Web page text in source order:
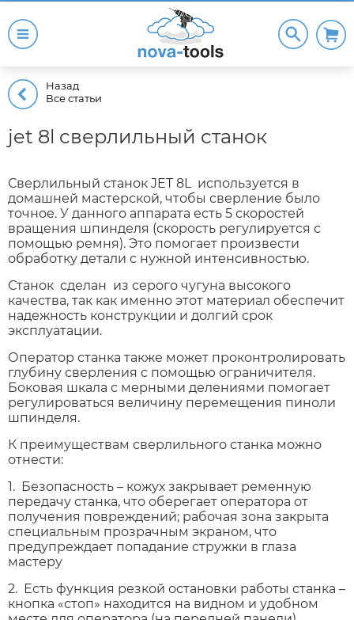
Назад
Все статьи
jet 8l сверлильный станок
Сверлильный станок JET 8L используется в
домашней мастерской, чтобы сверление было
точное. У данного аппарата есть 5 скоростей
вращения шпинделя (скорость регулируется с
помощью ремня). Это помогает произвести
обработку детали с нужной интенсивностью.
Станок сделан из серого чугуна высокого
качества, так как именно этот материал обеспечит
надежность конструкции и долгий срок
эксплуатации.
Оператор станка также может проконтролировать
глубину сверления с помощью ограничителя.
Боковая шкала с мерными делениями помогает
регулироваться величину перемещения пиноли
шпинделя.
К преимуществам сверлильного станка можно
отнести:
1. Безопасность – кожух закрывает ременную
передачу станка, что оберегает оператора от
получения повреждений; рабочая зона закрыта
специальным прозрачным экраном, что
предупреждает попадание стружки в глаза
мастеру
2. Есть функция резкой остановки работы станка –
кнопка «стоп» находится на видном и удобном